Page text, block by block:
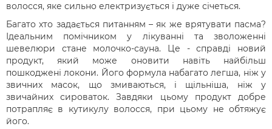
волосся, яке сильно електризується і дуже січеться.
Багато хто задається питанням – як же врятувати пасма?
Ідеальним помічником у лікуванні та зволоженні
шевелюри стане молочко-сауна. Це - справді новий
продукт, який може оновити навіть найбільш
пошкоджені локони. Його формула набагато легша, ніж у
звичних масок, що змиваються, і щільніша, ніж у
звичайних сироваток. Завдяки цьому продукт добре
потрапляє в кутикулу волосся, при цьому не обтяжує
його.